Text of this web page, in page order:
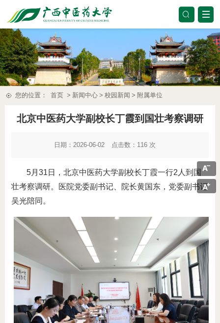
您的位置： 首页 > 新闻中心 > 校园新闻 > 附属单位
北京中医药大学副校长丁霞到国壮考察调研
日期：2026-06-02 点击数： 116 次
5月31日，北京中医药大学副校长丁霞一行2人到国
壮考察调研。医院党委副书记、院长黄国东，党委副书记
吴光陪同。